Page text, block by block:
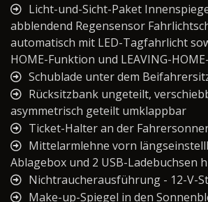
Licht-und-Sicht-Paket
abblendend Regensensor
automatisch mit LED-Tagfahrlicht
HOME-Funktion und LEAVING-
Schublade unter dem
Rücksitzbank ungeteilt,
asymmetrisch geteilt umklappbar
Ticket-Halter an der
Mittelarmlehne vorn
Ablagebox und 2 USB-Ladebuchsen
Nichtraucherausführung - 12-V-
Make-up-Spiegel in den